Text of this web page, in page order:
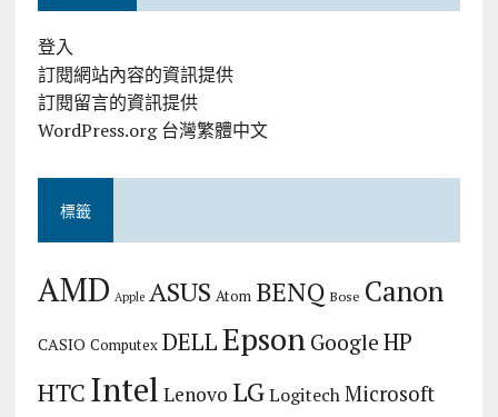
登入
訂閱網站內容的資訊提供
訂閱留言的資訊提供
WordPress.org 台灣繁體中文
標籤
AMD Apple ASUS Atom BENQ Bose Canon
CASIO Computex DELLEpson Google HP
HTC Intel Lenovo LG Logitech Microsoft